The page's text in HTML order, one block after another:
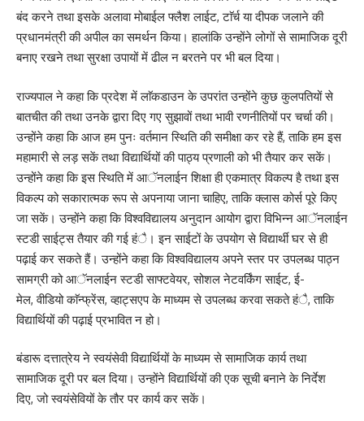
बंद करने तथा इसके अलावा मोबाईल फ्लैश लाईट, टाॅर्च या दीपक जलाने की
प्रधानमंत्री की अपील का समर्थन किया। हालांकि उन्होंने लोगों से सामाजिक दूरी
बनाए रखने तथा सुरक्षा उपायों में ढील न बरतने पर भी बल दिया।
राज्यपाल ने कहा कि प्रदेश में लाॅकडाउन के उपरांत उन्होंने कुछ कुलपतियों से
बातचीत की तथा उनके द्वारा दिए गए सुझावों तथा भावी रणनीतियों पर चर्चा की।
उन्होंने कहा कि आज हम पुनः वर्तमान स्थिति की समीक्षा कर रहे हैं, ताकि हम इस
महामारी से लड़ सकें तथा विद्यार्थियों की पाठ्य प्रणाली को भी तैयार कर सकें।
उन्होंने कहा कि इस स्थिति में आॅनलाईन शिक्षा ही एकमात्र विकल्प है तथा इस
विकल्प को सकारात्मक रूप से अपनाया जाना चाहिए, ताकि क्लास कोर्स पूरे किए
जा सकें। उन्होंने कहा कि विश्वविद्यालय अनुदान आयोग द्वारा विभिन्न आॅनलाईन
स्टडी साईट्स तैयार की गई हंै। इन साईटों के उपयोग से विद्यार्थी घर से ही
पढ़ाई कर सकते हैं। उन्होंने कहा कि विश्वविद्यालय अपने स्तर पर उपलब्ध पाठ्न
सामग्री को आॅनलाईन स्टडी साफ्टवेयर, सोशल नेटवर्किंग साईट, ई-
मेल, वीडियो काॅन्फ्रेंस, व्हाट्सएप के माध्यम से उपलब्ध करवा सकते हंै, ताकि
विद्यार्थियों की पढ़ाई प्रभावित न हो।
बंडारू दत्तात्रेय ने स्वयंसेवी विद्यार्थियों के माध्यम से सामाजिक कार्य तथा
सामाजिक दूरी पर बल दिया। उन्होंने विद्यार्थियों की एक सूची बनाने के निर्देश
दिए, जो स्वयंसेवियों के तौर पर कार्य कर सकें।